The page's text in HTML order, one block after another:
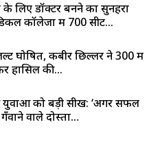
के लिए डॉक्टर बनने का सुनहरा
कॉलेजों में 700 सीटें...
घोषित, कबीर छिल्लर ने 300 में
हासिल की...
युवाओं को बड़ी सीख: ‘अगर सफल
वाले दोस्तों...